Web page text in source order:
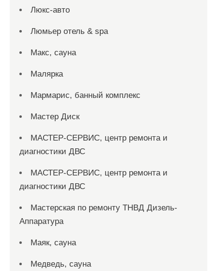
Люкс-авто
Люмьер отель & spa
Макс, сауна
Малярка
Мармарис, банный комплекс
Мастер Диск
МАСТЕР-СЕРВИС, центр ремонта и
диагностики ДВС
МАСТЕР-СЕРВИС, центр ремонта и
диагностики ДВС
Мастерская по ремонту ТНВД Дизель-
Аппаратура
Маяк, сауна
Медведь, сауна